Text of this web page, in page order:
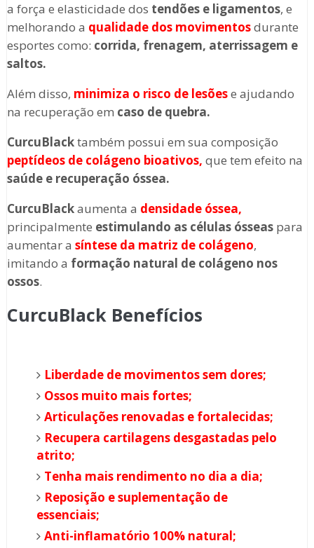
a força e elasticidade dos tendões e ligamentos, e
melhorando a qualidade dos movimentosdurante
esportes como: corrida, frenagem, aterrissagem e
saltos.
Além disso, minimiza o risco de lesõese ajudando
na recuperação em caso de quebra.
CurcuBlacktambém possui em sua composição
peptídeos de colágeno bioativos, que tem efeito na
saúde e recuperação óssea.
CurcuBlackaumenta a densidade óssea,
principalmente estimulando as células ósseaspara
aumentar a síntese da matriz de colágeno,
imitando a formação natural de colágeno nos
ossos.
CurcuBlack Benefícios
Liberdade de movimentos sem dores;
Ossos muito mais fortes;
Articulações renovadas e fortalecidas;
Recupera cartilagens desgastadas pelo
atrito;
Tenha mais rendimento no dia a dia;
Reposição e suplementação de
essenciais;
Anti-inflamatório 100% natural;